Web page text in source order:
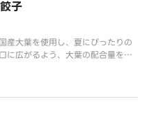
子
産大葉を使用し、夏にぴったりの
に広がるよう、大葉の配合量を追